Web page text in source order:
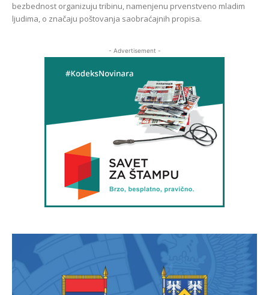
bezbednost organizuju tribinu, namenjenu prvenstveno mladim
ljudima, o značaju poštovanja saobraćajnih propisa.
- Advertisement -